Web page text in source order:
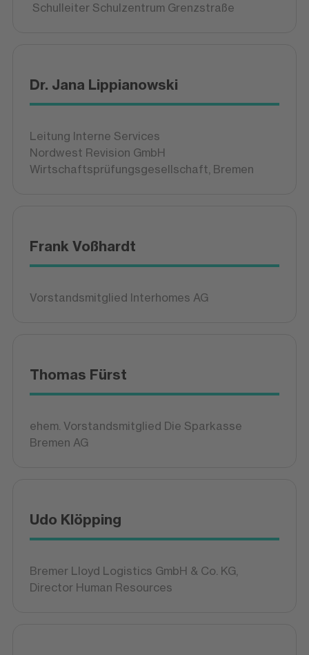
Schulleiter Schulzentrum Grenzstraße
Dr. Jana Lippianowski
Leitung Interne Services
Nordwest Revision GmbH
Wirtschaftsprüfungsgesellschaft, Bremen
Frank Voßhardt
Vorstandsmitglied Interhomes AG
Thomas Fürst
ehem. Vorstandsmitglied Die Sparkasse
Bremen AG
Udo Klöpping
Bremer Lloyd Logistics GmbH & Co. KG,
Director Human Resources